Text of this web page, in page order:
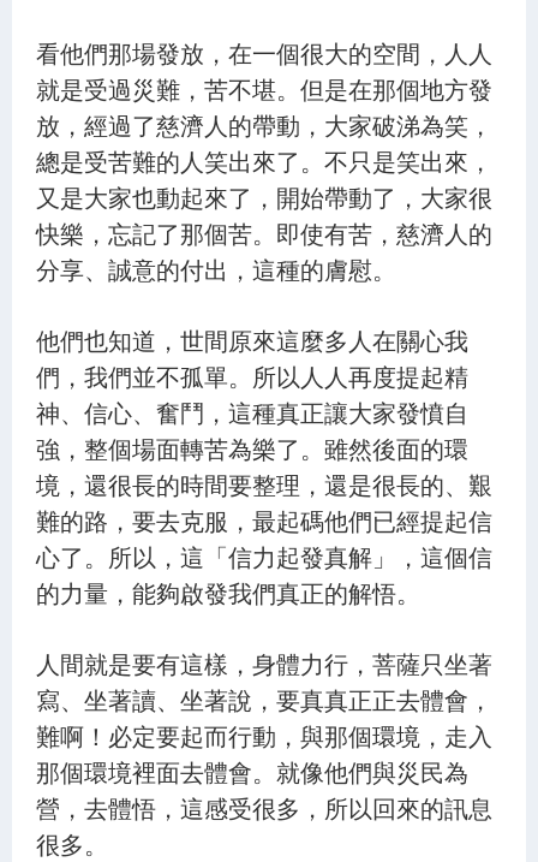
看他們那場發放，在一個很大的空間，人人
就是受過災難，苦不堪。但是在那個地方發
放，經過了慈濟人的帶動，大家破涕為笑，
總是受苦難的人笑出來了。不只是笑出來，
又是大家也動起來了，開始帶動了，大家很
快樂，忘記了那個苦。即使有苦，慈濟人的
分享、誠意的付出，這種的膚慰。
他們也知道，世間原來這麼多人在關心我
們，我們並不孤單。所以人人再度提起精
神、信心、奮鬥，這種真正讓大家發憤自
強，整個場面轉苦為樂了。雖然後面的環
境，還很長的時間要整理，還是很長的、艱
難的路，要去克服，最起碼他們已經提起信
心了。所以，這「信力起發真解」，這個信
的力量，能夠啟發我們真正的解悟。
人間就是要有這樣，身體力行，菩薩只坐著
寫、坐著讀、坐著說，要真真正正去體會，
難啊！必定要起而行動，與那個環境，走入
那個環境裡面去體會。就像他們與災民為
營，去體悟，這感受很多，所以回來的訊息
很多。